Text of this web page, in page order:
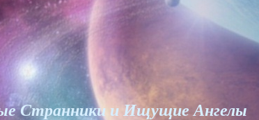
Странники и Ищущие Ангелы